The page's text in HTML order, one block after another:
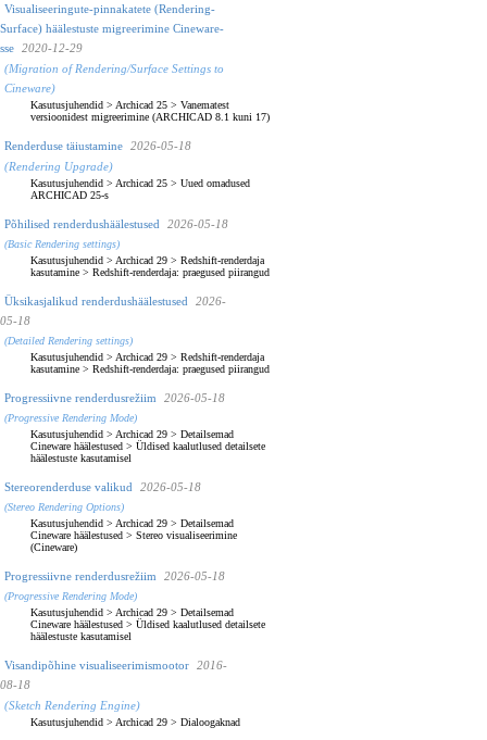
Visualiseeringute-pinnakatete (Rendering-
Surface) häälestuste migreerimine Cineware-
sse
2020-12-29
(Migration of Rendering/Surface Settings to
Cineware)
Kasutusjuhendid > Archicad 25 > Vanematest
versioonidest migreerimine (ARCHICAD 8.1 kuni 17)
Renderduse täiustamine
2026-05-18
(Rendering Upgrade)
Kasutusjuhendid > Archicad 25 > Uued omadused
ARCHICAD 25-s
Põhilised renderdushäälestused 2026-05-18
(Basic Rendering settings)
Kasutusjuhendid > Archicad 29 > Redshift-renderdaja
kasutamine > Redshift-renderdaja: praegused piirangud
Üksikasjalikud renderdushäälestused
2026-
05-18
(Detailed Rendering settings)
Kasutusjuhendid > Archicad 29 > Redshift-renderdaja
kasutamine > Redshift-renderdaja: praegused piirangud
Progressiivne renderdusrežiim 2026-05-18
(Progressive Rendering Mode)
Kasutusjuhendid > Archicad 29 > Detailsemad
Cineware häälestused > Üldised kaalutlused detailsete
häälestuste kasutamisel
Stereorenderduse valikud 2026-05-18
(Stereo Rendering Options)
Kasutusjuhendid > Archicad 29 > Detailsemad
Cineware häälestused > Stereo visualiseerimine
(Cineware)
Progressiivne renderdusrežiim 2026-05-18
(Progressive Rendering Mode)
Kasutusjuhendid > Archicad 29 > Detailsemad
Cineware häälestused > Üldised kaalutlused detailsete
häälestuste kasutamisel
Visandipõhine visualiseerimismootor
2016-
08-18
(Sketch Rendering Engine)
Kasutusjuhendid > Archicad 29 > Dialoogaknad